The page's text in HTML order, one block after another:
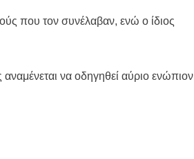
που τον συνέλαβαν, ενώ ο ίδιος
να οδηγηθεί αύριο ενώπιον